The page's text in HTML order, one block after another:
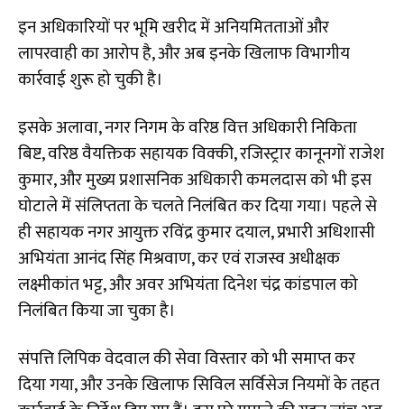
इन अधिकारियों पर भूमि खरीद में अनियमितताओं और
लापरवाही का आरोप है, और अब इनके खिलाफ विभागीय
कार्रवाई शुरू हो चुकी है।
इसके अलावा, नगर निगम के वरिष्ठ वित्त अधिकारी निकिता
बिष्ट, वरिष्ठ वैयक्तिक सहायक विक्की, रजिस्ट्रार कानूनगों राजेश
कुमार, और मुख्य प्रशासनिक अधिकारी कमलदास को भी इस
घोटाले में संलिप्तता के चलते निलंबित कर दिया गया। पहले से
ही सहायक नगर आयुक्त रविंद्र कुमार दयाल, प्रभारी अधिशासी
अभियंता आनंद सिंह मिश्रवाण, कर एवं राजस्व अधीक्षक
लक्ष्मीकांत भट्ट, और अवर अभियंता दिनेश चंद्र कांडपाल को
निलंबित किया जा चुका है।
संपत्ति लिपिक वेदवाल की सेवा विस्तार को भी समाप्त कर
दिया गया, और उनके खिलाफ सिविल सर्विसेज नियमों के तहत